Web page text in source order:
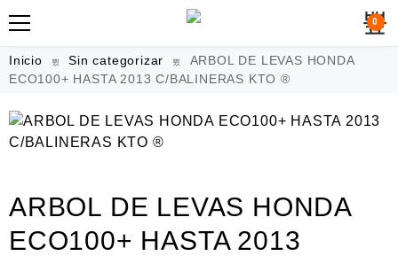
0
Inicio Sin categorizar
ARBOL DE LEVAS HONDA
ECO100+ HASTA 2013 C/BALINERAS KTO ®
ARBOL DE LEVAS HONDA
ECO100+ HASTA 2013